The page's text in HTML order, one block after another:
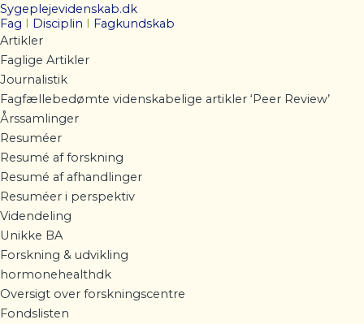
Sygeplejevidenskab.dk
Fag I Disciplin I Fagkundskab
Artikler
Faglige Artikler
Journalistik
Fagfællebedømte videnskabelige artikler ‘Peer Review’
Årssamlinger
Resuméer
Resumé af forskning
Resumé af afhandlinger
Resuméer i perspektiv
Videndeling
Unikke BA
Forskning & udvikling
hormonehealthdk
Oversigt over forskningscentre
Fondslisten